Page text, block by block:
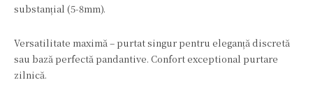
substanțial (5-8mm).
Versatilitate maximă – purtat singur pentru eleganță discretă
sau bază perfectă pandantive. Confort exceptional purtare
zilnică.